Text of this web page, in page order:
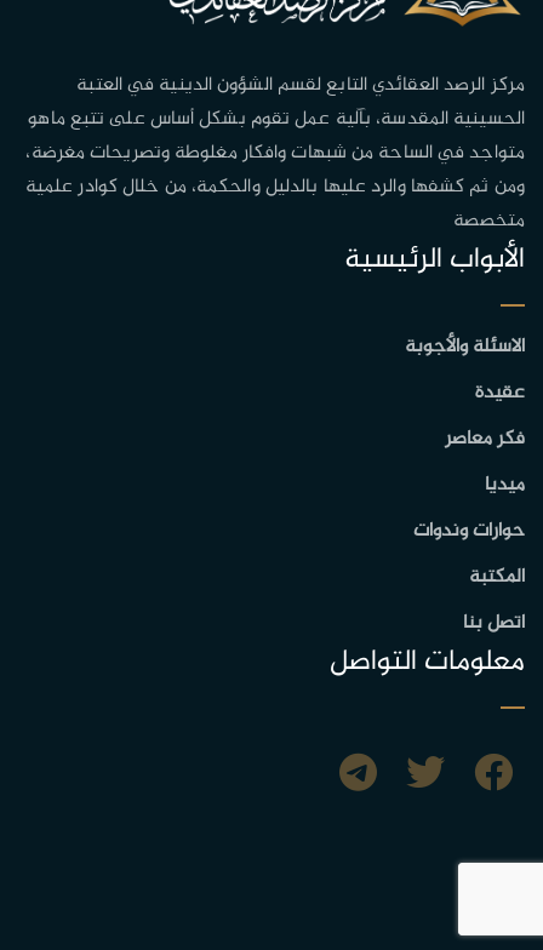
مركز الرصد العقائدي التابع لقسم الشؤون الدينية في العتبة
الحسينية المقدسة، بآلية عمل تقوم بشكل أساس على تتبع ماهو
متواجد في الساحة من شبهات وافكار مغلوطة وتصريحات مغرضة،
ومن ثم كشفها والرد عليها بالدليل والحكمة، من خلال كوادر علمية
متخصصة
الأبواب الرئيسية
الاسئلة والأجوبة
عقيدة
فكر معاصر
ميديا
حوارات وندوات
المكتبة
اتصل بنا
معلومات التواصل